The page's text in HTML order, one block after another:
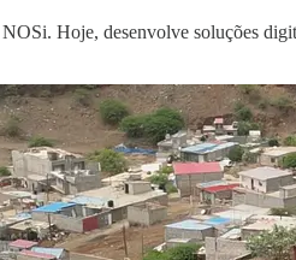
Hoje, desenvolve soluções